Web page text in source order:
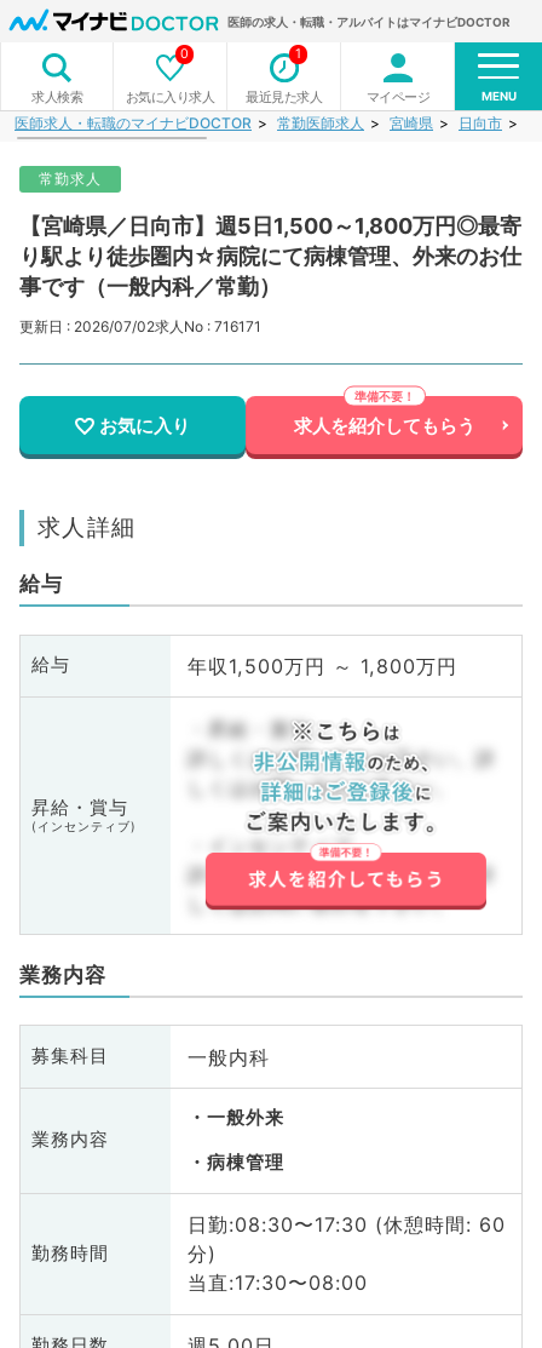
医師の求人・転職・アルバイトはマイナビDOCTOR
求人検索 お気に入り求人
0
最近見た求人
1
マイページ MENU
医師求人・転職のマイナビDOCTOR 常勤医師求人 宮崎県 日向市
常勤求人
【宮崎県／日向市】週5日1,500～1,800万円◎最寄
り駅より徒歩圏内☆病院にて病棟管理、外来のお仕
事です（一般内科／常勤）
更新日 : 2026/07/02求人No : 716171
お気に入り 求人を紹介してもらう
求人詳細
給与
給与 年収1,500万円 ～ 1,800万円
昇給・賞与
(インセンティブ)
・昇給・賞与
詳しくはお問い合わせ下さい。詳
しくはお問い合わせ下さい。
・インセンティブ
詳しくはお問い合わせ下さい。詳
しくはお問い合わせ下さい。
業務内容
募集科目 一般内科
業務内容
一般外来
病棟管理
勤務時間
日勤:08:30〜17:30 (休憩時間: 60
分)
当直:17:30〜08:00